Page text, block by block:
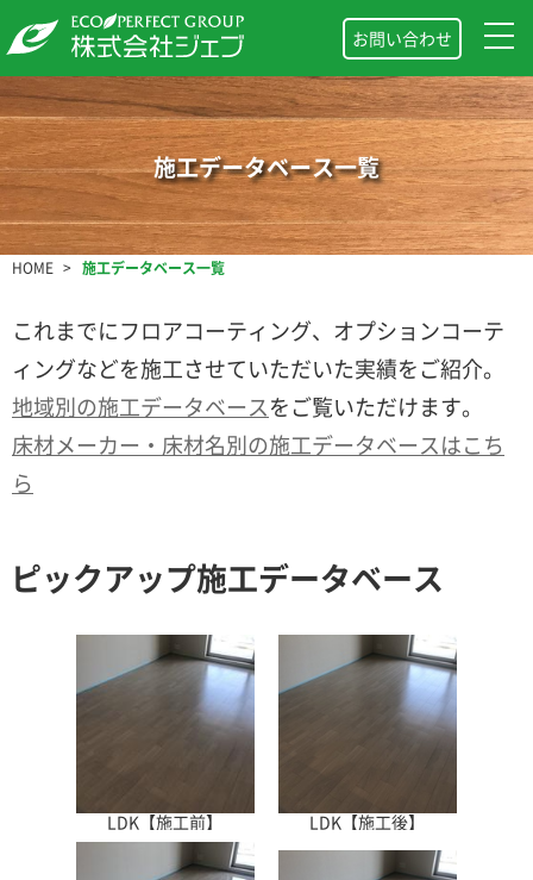
お問い合わせ
施工データベース一覧
HOME 施工データベース一覧
これまでにフロアコーティング、オプションコーテ
ィングなどを施工させていただいた実績をご紹介。
地域別の施工データベースをご覧いただけます。
床材メーカー・床材名別の施工データベースはこち
ら
ピックアップ施工データベース
LDK【施工前】 LDK【施工後】